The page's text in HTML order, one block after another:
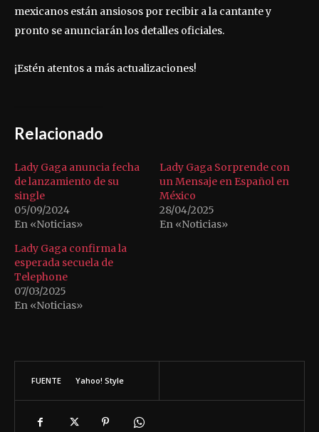
mexicanos están ansiosos por recibir a la cantante y
pronto se anunciarán los detalles oficiales.
¡Estén atentos a más actualizaciones!
Relacionado
Lady Gaga anuncia fecha
de lanzamiento de su
single
05/09/2024
En «Noticias»
Lady Gaga Sorprende con
un Mensaje en Español en
México
28/04/2025
En «Noticias»
Lady Gaga confirma la
esperada secuela de
Telephone
07/03/2025
En «Noticias»
FUENTE Yahoo! Style